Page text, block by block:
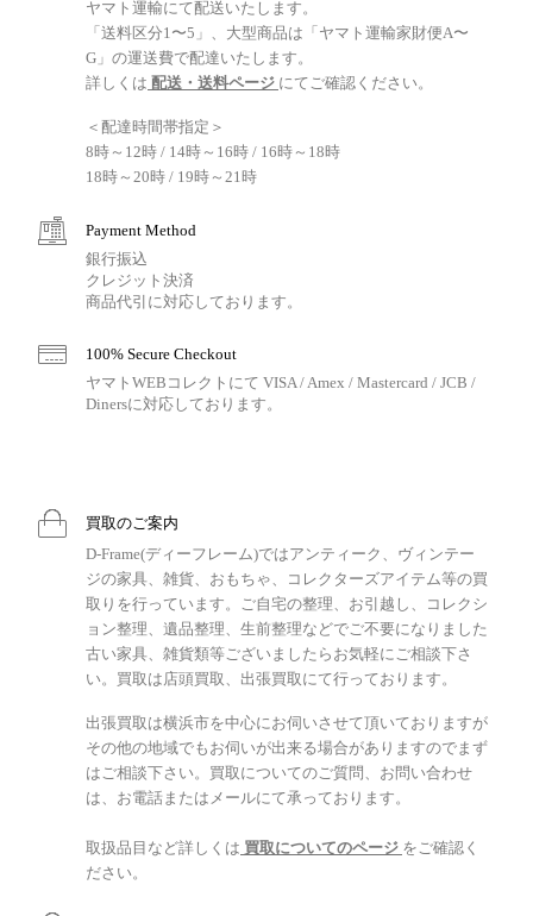
ヤマト運輸にて配送いたします。
「送料区分1〜5」、大型商品は「ヤマト運輸家財便A〜
G」の運送費で配達いたします。
詳しくは 配送・送料ページ にてご確認ください。
＜配達時間帯指定＞
8時～12時 / 14時～16時 / 16時～18時
18時～20時 / 19時～21時
Payment Method
銀行振込
クレジット決済
商品代引に対応しております。
100% Secure Checkout
ヤマトWEBコレクトにて VISA / Amex / Mastercard / JCB /
Dinersに対応しております。
買取のご案内
D-Frame(ディーフレーム)ではアンティーク、ヴィンテー
ジの家具、雑貨、おもちゃ、コレクターズアイテム等の買
取りを行っています。ご自宅の整理、お引越し、コレクシ
ョン整理、遺品整理、生前整理などでご不要になりました
古い家具、雑貨類等ございましたらお気軽にご相談下さ
い。買取は店頭買取、出張買取にて行っております。
出張買取は横浜市を中心にお伺いさせて頂いておりますが
その他の地域でもお伺いが出来る場合がありますのでまず
はご相談下さい。買取についてのご質問、お問い合わせ
は、お電話またはメールにて承っております。
取扱品目など詳しくは 買取についてのページ をご確認く
ださい。